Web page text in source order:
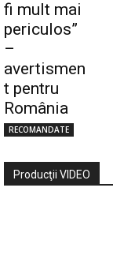
fi mult mai
periculos”
–
avertismen
t pentru
România
RECOMANDATE
Producţii VIDEO